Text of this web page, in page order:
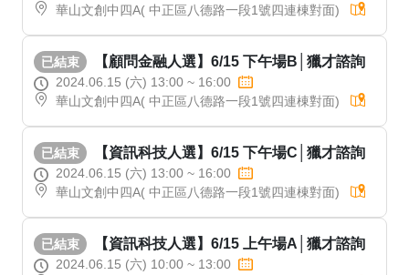
華山文創中四A( 中正區八德路一段1號四連棟對面)
已結束 【顧問金融人選】6/15 下午場B│獵才諮詢
2024.06.15 (六) 13:00 ~ 16:00
華山文創中四A( 中正區八德路一段1號四連棟對面)
已結束 【資訊科技人選】6/15 下午場C│獵才諮詢
2024.06.15 (六) 13:00 ~ 16:00
華山文創中四A( 中正區八德路一段1號四連棟對面)
已結束 【資訊科技人選】6/15 上午場A│獵才諮詢
2024.06.15 (六) 10:00 ~ 13:00